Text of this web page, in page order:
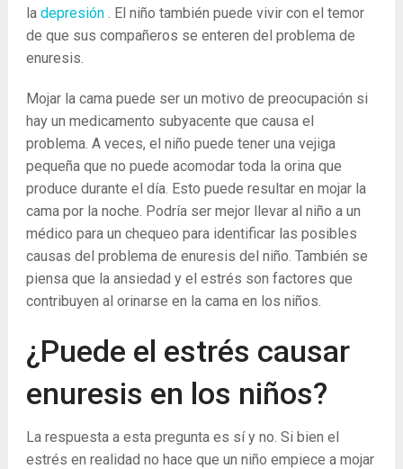
la depresión. El niño también puede vivir con el temor
de que sus compañeros se enteren del problema de
enuresis.
Mojar la cama puede ser un motivo de preocupación si
hay un medicamento subyacente que causa el
problema. A veces, el niño puede tener una vejiga
pequeña que no puede acomodar toda la orina que
produce durante el día. Esto puede resultar en mojar la
cama por la noche. Podría ser mejor llevar al niño a un
médico para un chequeo para identificar las posibles
causas del problema de enuresis del niño. También se
piensa que la ansiedad y el estrés son factores que
contribuyen al orinarse en la cama en los niños.
¿Puede el estrés causar
enuresis en los niños?
La respuesta a esta pregunta es sí y no. Si bien el
estrés en realidad no hace que un niño empiece a mojar